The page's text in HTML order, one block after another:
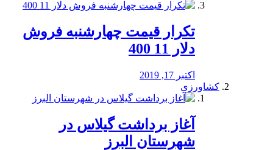
تکرار قیمت چهارشنبه فروش
دلار 11 400
اکتبر 17, 2019
کشاورزی
آغاز برداشت گیلاس در
شهرستان البرز